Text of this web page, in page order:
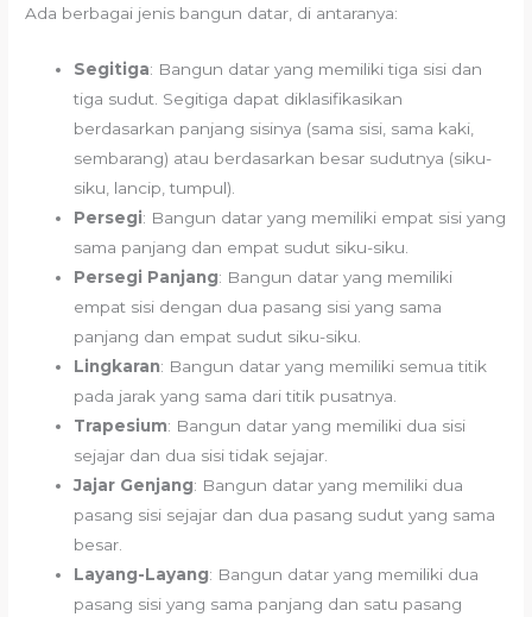
Ada berbagai jenis bangun datar, di antaranya:
Segitiga: Bangun datar yang memiliki tiga sisi dan
tiga sudut. Segitiga dapat diklasifikasikan
berdasarkan panjang sisinya (sama sisi, sama kaki,
sembarang) atau berdasarkan besar sudutnya (siku-
siku, lancip, tumpul).
Persegi: Bangun datar yang memiliki empat sisi yang
sama panjang dan empat sudut siku-siku.
Persegi Panjang: Bangun datar yang memiliki
empat sisi dengan dua pasang sisi yang sama
panjang dan empat sudut siku-siku.
Lingkaran: Bangun datar yang memiliki semua titik
pada jarak yang sama dari titik pusatnya.
Trapesium: Bangun datar yang memiliki dua sisi
sejajar dan dua sisi tidak sejajar.
Jajar Genjang: Bangun datar yang memiliki dua
pasang sisi sejajar dan dua pasang sudut yang sama
besar.
Layang-Layang: Bangun datar yang memiliki dua
pasang sisi yang sama panjang dan satu pasang